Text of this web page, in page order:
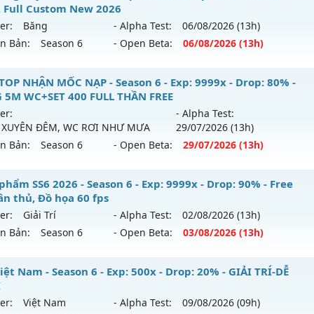
Non Reset
Mu Nguyên bản Webzen
mới ra tháng 08 2026 - Mở máy chủLục Bảovào 13h ngày
999x - Drop: 60%
loại: Mu Custom thêm đồ mới
SharkAnti
Full Custom New 2026
Băng - Alpha Test: 06/08/2026 (13h)
Bản:
Season 6 - Open Beta: 06/08/2026 (13h)
Băng Tuyết - Mu Dễ Chơi, Full Custom New 2026
mới ra tháng 08 2026 - Mở máy chủ Băng
9998x - Drop: 90%
loại: Mu Custom thêm đồ mới
Dragon
NHẬN MỐC NẠP - Season 6 - Exp: 9999x - Drop: 80% -
5M WC+SET 400 FULL THẦN FREE
XUYÊN ĐÊM, WC RƠI NHƯ MƯA
- Alpha Test:
29/07/2026 (13h)
Bản:
Season 6 - Open Beta: 29/07/2026 (13h)
NHẬN MỐC NẠP - TẶNG 5M WC+SET 400 FULL THẦN
ra tháng 07 2026 - Mở máy chủ
BOSS XUYÊN ĐÊM, WC
29/07/2626
Reset In Game
Mu Nguyên bản Webzen
SS6 2026 - Season 6 - Exp: 9999x - Drop: 90% - Free
thủ, Đồ họa 60 fps
Giải Trí - Alpha Test: 02/08/2026 (13h)
Bản:
Season 6 - Open Beta: 03/08/2026 (13h)
phẩm SS6 2026 - Free set tân thủ, Đồ họa 60 fps
mới ra tháng 08 2026 - Mở máy chủGiải Trí vào 13h ngày
Nam - Season 6 - Exp: 500x - Drop: 20% - GIẢI TRÍ-DỄ
Việt Nam - Alpha Test: 09/08/2026 (09h)